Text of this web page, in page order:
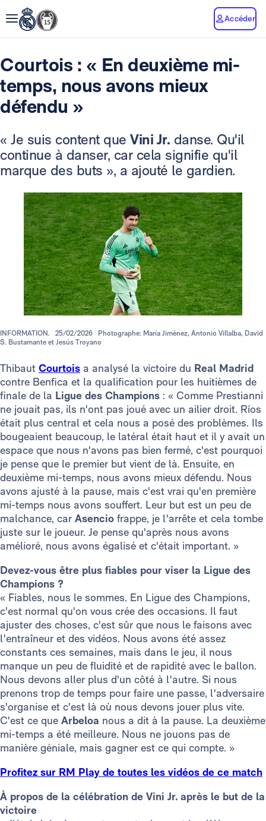
Accéder
Courtois : « En deuxième mi-
temps, nous avons mieux
défendu »
« Je suis content que Vini Jr. danse. Qu'il
continue à danser, car cela signifie qu'il
marque des buts », a ajouté le gardien.
INFORMATION. 25/02/2026
Photographe: María Jiménez, Antonio Villalba, David
S. Bustamante et Jesús Troyano
Thibaut Courtois a analysé la victoire du Real Madrid
contre Benfica et la qualification pour les huitièmes de
finale de la Ligue des Champions : « Comme Prestianni
ne jouait pas, ils n'ont pas joué avec un ailier droit. Ríos
était plus central et cela nous a posé des problèmes. Ils
bougeaient beaucoup, le latéral était haut et il y avait un
espace que nous n'avons pas bien fermé, c'est pourquoi
je pense que le premier but vient de là. Ensuite, en
deuxième mi-temps, nous avons mieux défendu. Nous
avons ajusté à la pause, mais c'est vrai qu'en première
mi-temps nous avons souffert. Leur but est un peu de
malchance, car Asencio frappe, je l'arrête et cela tombe
juste sur le joueur. Je pense qu'après nous avons
amélioré, nous avons égalisé et c'était important. »
Devez-vous être plus fiables pour viser la Ligue des
Champions ?
« Fiables, nous le sommes. En Ligue des Champions,
c'est normal qu'on vous crée des occasions. Il faut
ajuster des choses, c'est sûr que nous le faisons avec
l'entraîneur et des vidéos. Nous avons été assez
constants ces semaines, mais dans le jeu, il nous
manque un peu de fluidité et de rapidité avec le ballon.
Nous devons aller plus d'un côté à l'autre. Si nous
prenons trop de temps pour faire une passe, l'adversaire
s'organise et c'est là où nous devons jouer plus vite.
C'est ce que Arbeloa nous a dit à la pause. La deuxième
mi-temps a été meilleure. Nous ne jouons pas de
manière géniale, mais gagner est ce qui compte. »
Profitez sur RM Play de toutes les vidéos de ce match
À propos de la célébration de Vini Jr. après le but de la
victoire